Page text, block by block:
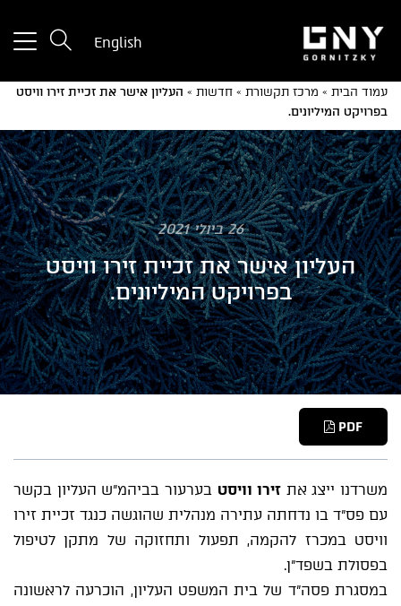
for
a
English
עמוד הבית » מרכז תקשורת » חדשות » העליון אישר את זכיית זירו וויסט
בפרויקט המיליונים.
26 ביולי 2021
העליון אישר את זכיית זירו וויסט
בפרויקט המיליונים.
PDF
משרדנו ייצג את זירו וויסט בערעור בביהמ"ש העליון בקשר
עם פס"ד בו נדחתה עתירה מנהלית שהוגשה כנגד זכיית זירו
וויסט במכרז להקמה, תפעול ותחזוקה של מתקן לטיפול
בפסולת בשפד"ן.
במסגרת פסה"ד של בית המשפט העליון, הוכרעה לראשונה